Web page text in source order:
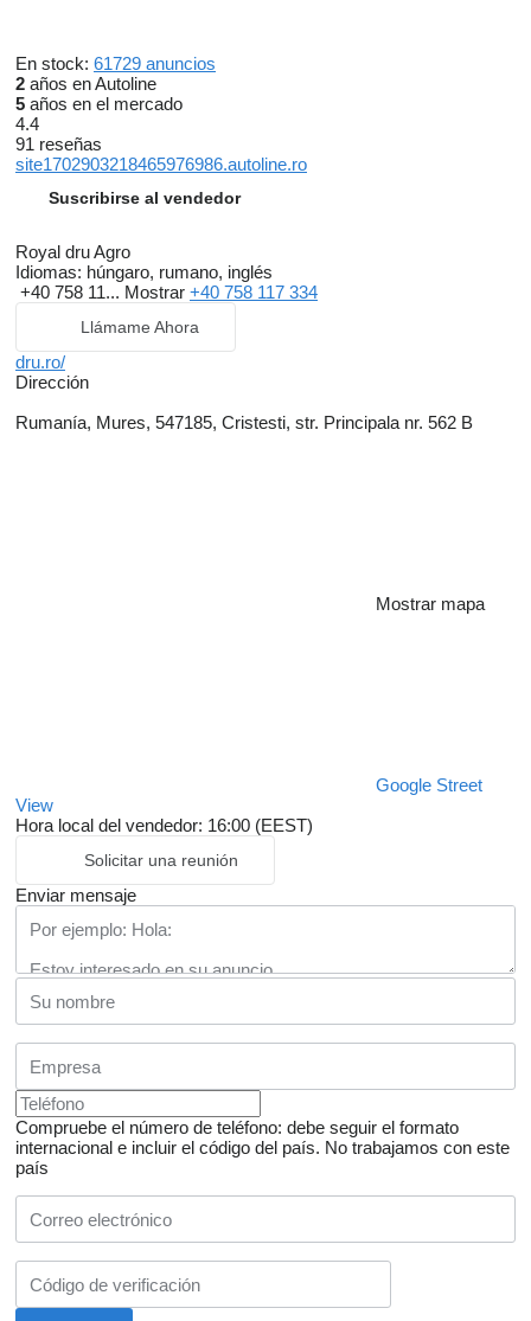
En stock: 61729 anuncios
2 años en Autoline
5 años en el mercado
4.4
91 reseñas
site1702903218465976986.autoline.ro
Suscribirse al vendedor
Royal dru Agro
Idiomas: húngaro, rumano, inglés
+40 758 11... Mostrar +40 758 117 334
Llámame Ahora
dru.ro/
Dirección
Rumanía, Mures, 547185, Cristesti, str. Principala nr. 562 B
Mostrar mapa
Google Street
View
Hora local del vendedor: 16:00 (EEST)
Solicitar una reunión
Enviar mensaje
Compruebe el número de teléfono: debe seguir el formato
internacional e incluir el código del país. No trabajamos con este
país